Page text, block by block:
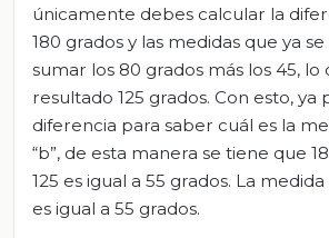
únicamente debes calcular la
180 grados y las medidas que ya
sumar los 80 grados más los 45,
resultado 125 grados. Con esto, ya
diferencia para saber cuál es la
“b”, de esta manera se tiene que
125 es igual a 55 grados. La
es igual a 55 grados.